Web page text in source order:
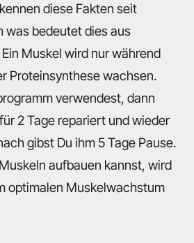
diese Fakten seit
was bedeutet dies aus
Muskel wird nur während
Proteinsynthese wachsen.
verwendest, dann
2 Tage repariert und wieder
gibst Du ihm 5 Tage Pause.
aufbauen kannst, wird
optimalen Muskelwachstum